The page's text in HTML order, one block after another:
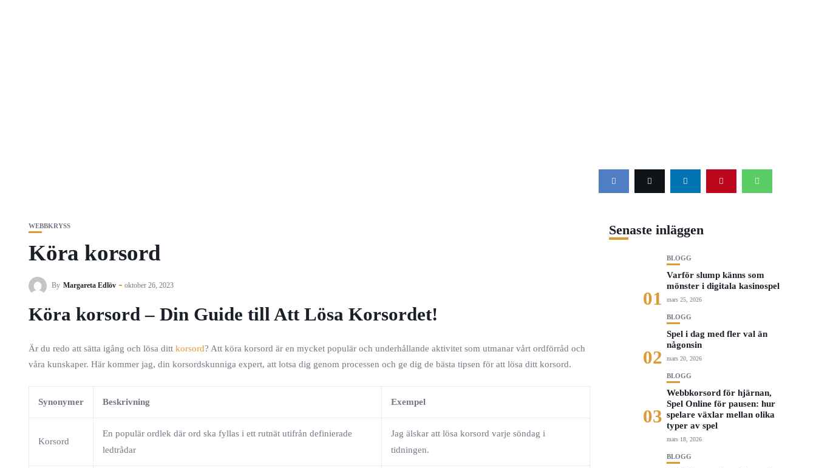
WEBBKRYSS
Köra korsord
By Margareta Edlöv oktober 26, 2023
Köra korsord – Din Guide till Att Lösa Korsordet!
Är du redo att sätta igång och lösa ditt korsord? Att köra korsord är en mycket populär och underhållande aktivitet som utmanar vårt ordförråd och
våra kunskaper. Här kommer jag, din korsordskunniga expert, att lotsa dig genom processen och ge dig de bästa tipsen för att lösa ditt korsord.
Synonymer Beskrivning Exempel
Korsord
En populär ordlek där ord ska fyllas i ett rutnät utifrån definierade
ledtrådar
Jag älskar att lösa korsord varje söndag i
tidningen.
Senaste inläggen
01
BLOGG
Varför slump känns som
mönster i digitala kasinospel
mars 25, 2026
02
BLOGG
Spel i dag med fler val än
någonsin
mars 20, 2026
03
BLOGG
Webbkorsord för hjärnan,
Spel Online för pausen: hur
spelare växlar mellan olika
typer av spel
mars 18, 2026
BLOGG